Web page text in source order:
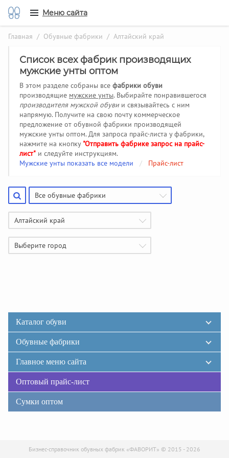
Меню сайта
Главная / Обувные фабрики / Алтайский край
Список всех фабрик производящих
мужские унты оптом
В этом разделе собраны все фабрики обуви
производящие мужские унты. Выбирайте понравившегося
производителя мужской обувии связывайтесь с ним
напрямую. Получите на свою почту коммерческое
предложение от обувной фабрики производящей
мужские унты оптом. Для запроса прайс-листа у фабрики,
нажмите на кнопку "Отправить фабрике запрос на прайс-
лист" и следуйте инструкциям.
Мужские унты показать все модели
/ Прайс-лист
Все обувные фабрики
Алтайский край
Выберите город
Каталог обуви
Обувные фабрики
Главное меню сайта
Оптовый прайс-лист
Сумки оптом
Бизнес-справочник обувных фабрик «ФАВОРИТ» © 2015 - 2026